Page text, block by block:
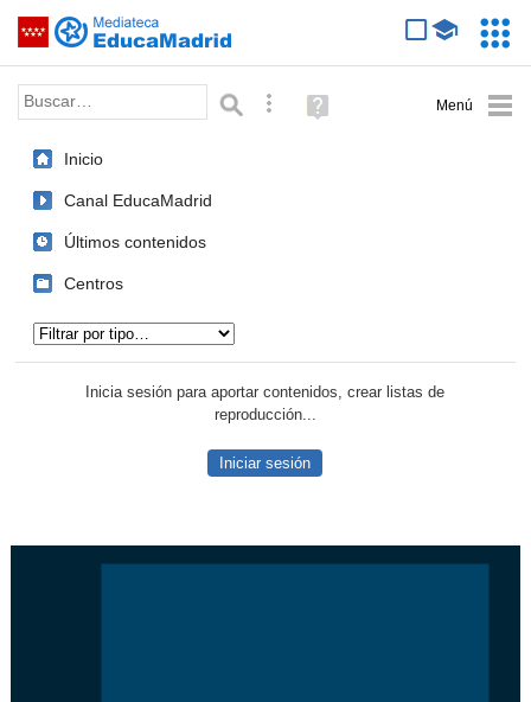
Saltar navegación
Palabra o frase: Búsqueda avanzada
Ayuda
(en
Inicio
Canal EducaMadrid
Últimos contenidos
Centros
Inicia sesión para aportar contenidos, crear listas de
reproducción...
Iniciar sesión